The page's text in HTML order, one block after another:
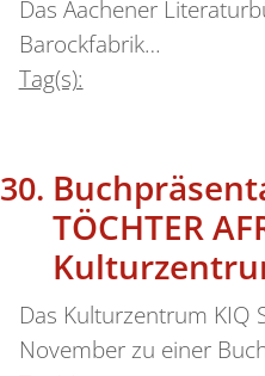
Das Aachener
Barockfabrik…
Tag(s):
TÖCHTER
Das Kulturzentrum KIQ
November zu einer